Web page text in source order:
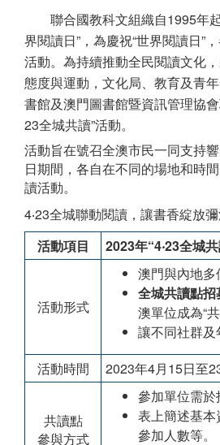
聯合國教科文組織自1995年起
界閱讀日”，為慶祝“世界閱讀日”
活動。為持續推動全民閱讀文化
態度與運動，文化局、教育及青
書館及澳門圖書館暨資訊管理協
23全城共讀”活動。
活動旨在號召全澳市民一同支持
日期間，各自在不同的場地和時
讀活動。
4‧23全城聯動閱讀，讓書香綻放彌
活動項目
2023年“4‧23全城
活動形式
澳門與內地多
全城共讀點招
澳單位成為“共
讓不同社群
活動時間
2023年4月15日至
共讀點
參與方式
參加單位需
表上簡述基
參加人數等。